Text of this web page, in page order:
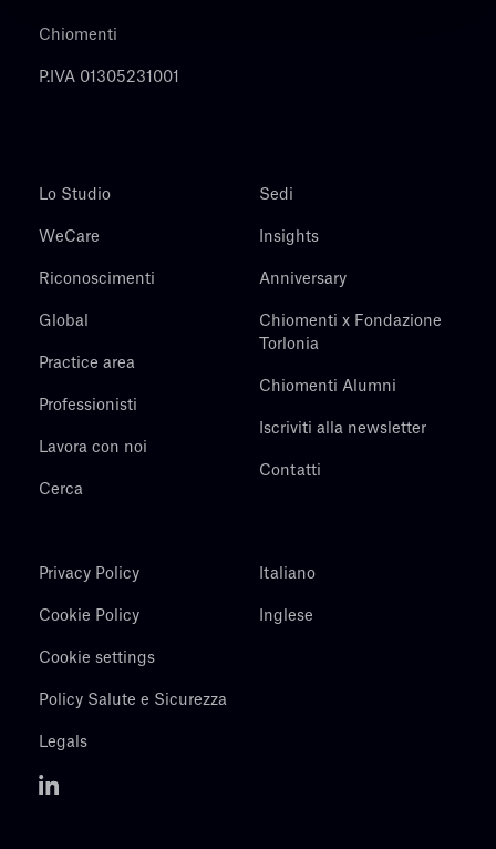
Chiomenti
P.IVA 01305231001
Lo Studio
WeCare
Riconoscimenti
Global
Practice area
Professionisti
Lavora con noi
Cerca
Sedi
Insights
Anniversary
Chiomenti x Fondazione
Torlonia
Chiomenti Alumni
Iscriviti alla newsletter
Contatti
Privacy Policy
Cookie Policy
Cookie settings
Policy Salute e Sicurezza
Legals
Italiano
Inglese